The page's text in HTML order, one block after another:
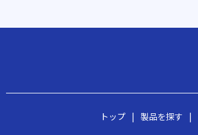
トップ | 製品を探す |